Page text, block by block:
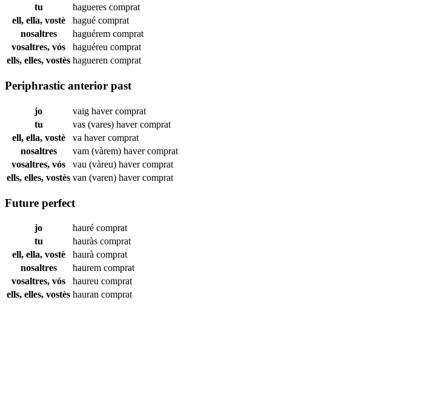
tu
hagueres comprat
ell, ella, vostè
hagué comprat
nosaltres
haguérem comprat
vosaltres, vós
haguéreu comprat
ells, elles, vostès hagueren comprat
Periphrastic anterior past
jo vaig havercomprat
tu
vas (vares) havercomprat
ell, ella, vostè
va havercomprat
nosaltres
vam (vàrem) havercomprat
vosaltres, vós
vau (vàreu) havercomprat
ells, elles, vostès van (varen) havercomprat
Future perfect
jo hauré comprat
tu
hauràs comprat
ell, ella, vostè
haurà comprat
nosaltres
haurem comprat
vosaltres, vós
haureu comprat
ells, elles, vostès hauran comprat